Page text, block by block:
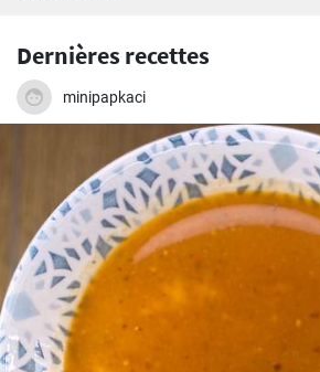
Dernières recettes
minipapkaci